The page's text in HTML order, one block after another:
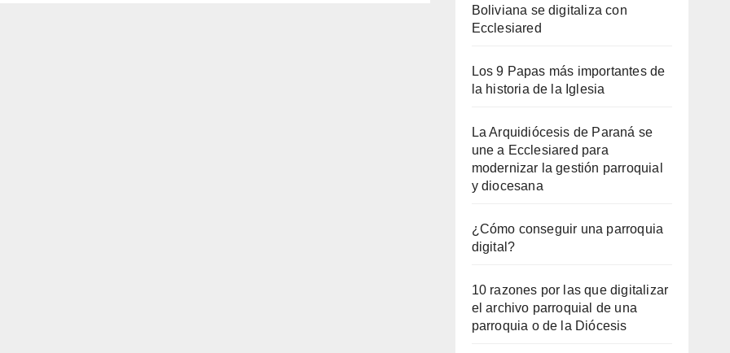
Boliviana se digitaliza con
Ecclesiared
Los 9 Papas más importantes de
la historia de la Iglesia
La Arquidiócesis de Paraná se
une a Ecclesiared para
modernizar la gestión parroquial
y diocesana
¿Cómo conseguir una parroquia
digital?
10 razones por las que digitalizar
el archivo parroquial de una
parroquia o de la Diócesis